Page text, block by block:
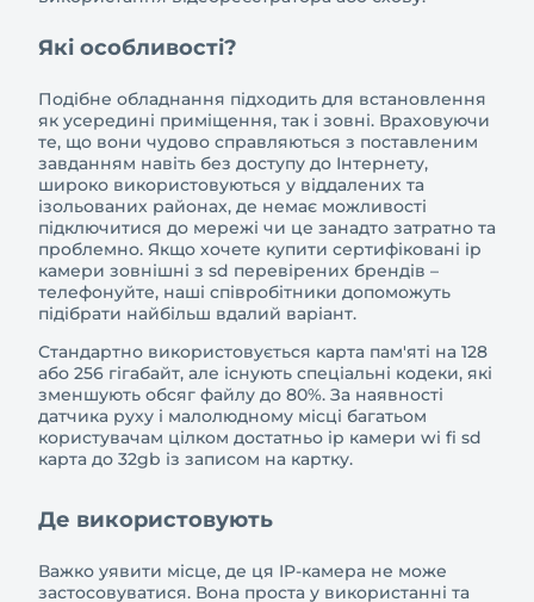
Які особливості?
Подібне обладнання підходить для встановлення
як усередині приміщення, так і зовні. Враховуючи
те, що вони чудово справляються з поставленим
завданням навіть без доступу до Інтернету,
широко використовуються у віддалених та
ізольованих районах, де немає можливості
підключитися до мережі чи це занадто затратно та
проблемно. Якщо хочете купити сертифіковані ip
камери зовнішні з sd перевірених брендів –
телефонуйте, наші співробітники допоможуть
підібрати найбільш вдалий варіант.
Стандартно використовується карта пам'яті на 128
або 256 гігабайт, але існують спеціальні кодеки, які
зменшують обсяг файлу до 80%. За наявності
датчика руху і малолюдному місці багатьом
користувачам цілком достатньо ip камери wi fi sd
карта до 32gb із записом на картку.
Де використовують
Важко уявити місце, де ця IP-камера не може
застосовуватися. Вона проста у використанні та